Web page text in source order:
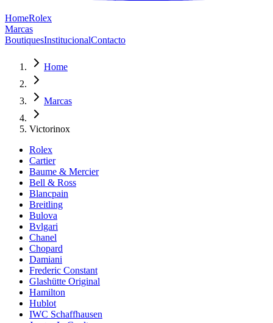
HomeRolex
Marcas
BoutiquesInstitucionalContacto
Home
Marcas
Victorinox
Rolex
Cartier
Baume & Mercier
Bell & Ross
Blancpain
Breitling
Bulova
Bvlgari
Chanel
Chopard
Damiani
Frederic Constant
Glashütte Original
Hamilton
Hublot
IWC Schaffhausen